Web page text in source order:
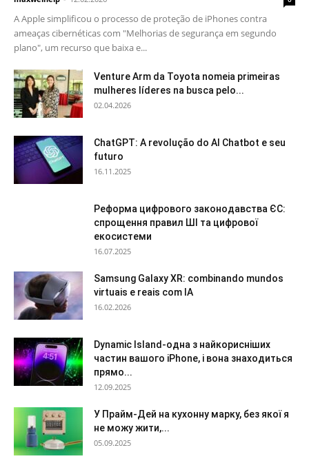
A Apple simplificou o processo de proteção de iPhones contra
ameaças cibernéticas com "Melhorias de segurança em segundo
plano", um recurso que baixa e...
Venture Arm da Toyota nomeia primeiras
mulheres líderes na busca pelo...
02.04.2026
ChatGPT: A revolução do AI Chatbot e seu
futuro
16.11.2025
Реформа цифрового законодавства ЄС:
спрощення правил ШІ та цифрової
екосистеми
16.07.2025
Samsung Galaxy XR: combinando mundos
virtuais e reais com IA
16.02.2026
Dynamic Island-одна з найкорисніших
частин вашого iPhone, і вона знаходиться
прямо...
12.09.2025
У Прайм-Дей на кухонну марку, без якої я
не можу жити,...
05.09.2025